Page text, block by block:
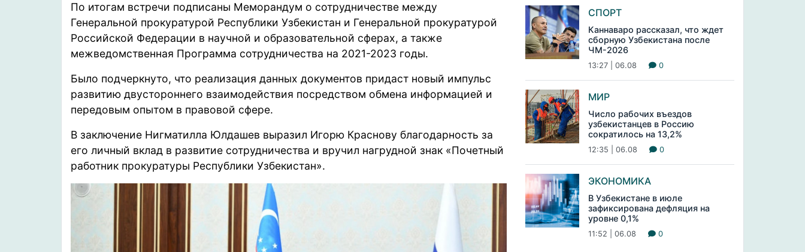
По итогам встречи подписаны Меморандум о сотрудничестве между
Генеральной прокуратурой Республики Узбекистан и Генеральной прокуратурой
Российской Федерации в научной и образовательной сферах, а также
межведомственная Программа сотрудничества на 2021-2023 годы.
Было подчеркнуто, что реализация данных документов придаст новый импульс
развитию двустороннего взаимодействия посредством обмена информацией и
передовым опытом в правовой сфере.
В заключение Нигматилла Юлдашев выразил Игорю Краснову благодарность за
его личный вклад в развитие сотрудничества и вручил нагрудной знак «Почетный
работник прокуратуры Республики Узбекистан».
СПОРТ
Каннаваро рассказал, что ждет
сборную Узбекистана после
ЧМ-2026
13:27 | 06.08 0
МИР
Число рабочих въездов
узбекистанцев в Россию
сократилось на 13,2%
12:35 | 06.08 0
ЭКОНОМИКА
В Узбекистане в июле
зафиксирована дефляция на
уровне 0,1%
11:52 | 06.08 0